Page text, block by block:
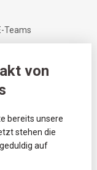
Teams
von
bereits unsere
stehen die
auf